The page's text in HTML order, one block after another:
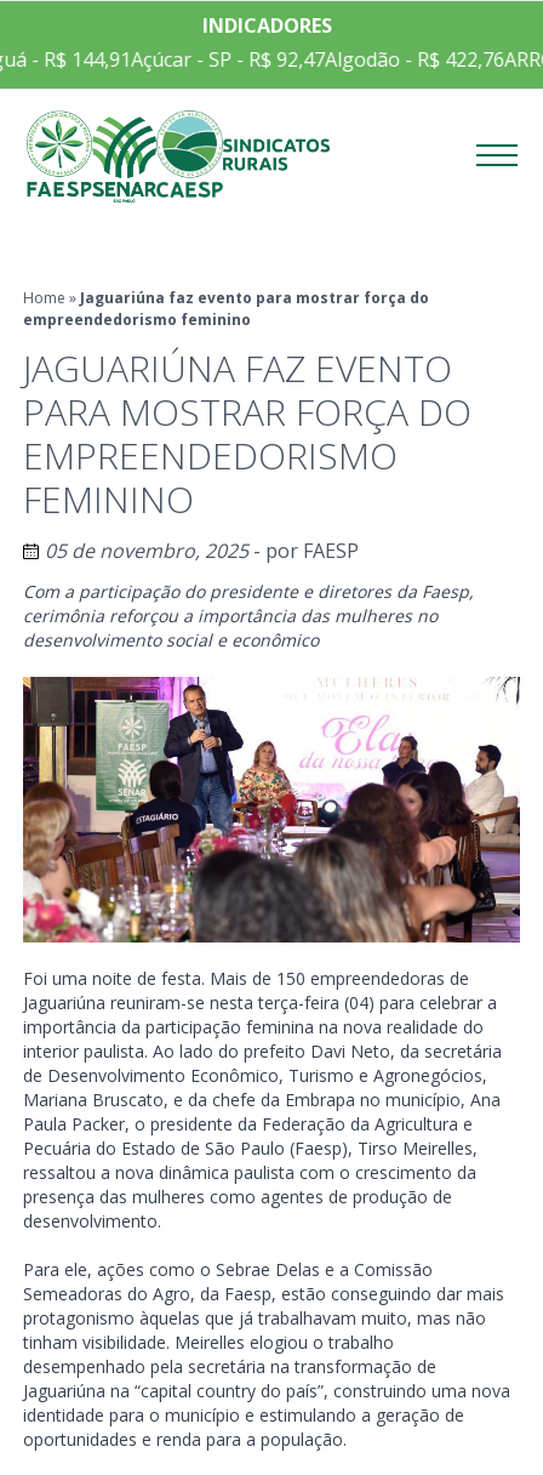
INDICADORES
R$ 144,91Açúcar - SP - R$ 92,47Algodão - R$ 422,76
Home » Jaguariúna faz evento para mostrar força do
empreendedorismo feminino
JAGUARIÚNA FAZ EVENTO
PARA MOSTRAR FORÇA DO
EMPREENDEDORISMO
FEMININO
05 de novembro, 2025- por FAESP
Com a participação do presidente e diretores da Faesp,
cerimônia reforçou a importância das mulheres no
desenvolvimento social e econômico
Foi uma noite de festa. Mais de 150 empreendedoras de
Jaguariúna reuniram-se nesta terça-feira (04) para celebrar a
importância da participação feminina na nova realidade do
interior paulista. Ao lado do prefeito Davi Neto, da secretária
de Desenvolvimento Econômico, Turismo e Agronegócios,
Mariana Bruscato, e da chefe da Embrapa no município, Ana
Paula Packer, o presidente da Federação da Agricultura e
Pecuária do Estado de São Paulo (Faesp), Tirso Meirelles,
ressaltou a nova dinâmica paulista com o crescimento da
presença das mulheres como agentes de produção de
desenvolvimento.
Para ele, ações como o Sebrae Delas e a Comissão
Semeadoras do Agro, da Faesp, estão conseguindo dar mais
protagonismo àquelas que já trabalhavam muito, mas não
tinham visibilidade. Meirelles elogiou o trabalho
desempenhado pela secretária na transformação de
Jaguariúna na “capital country do país”, construindo uma nova
identidade para o município e estimulando a geração de
oportunidades e renda para a população.